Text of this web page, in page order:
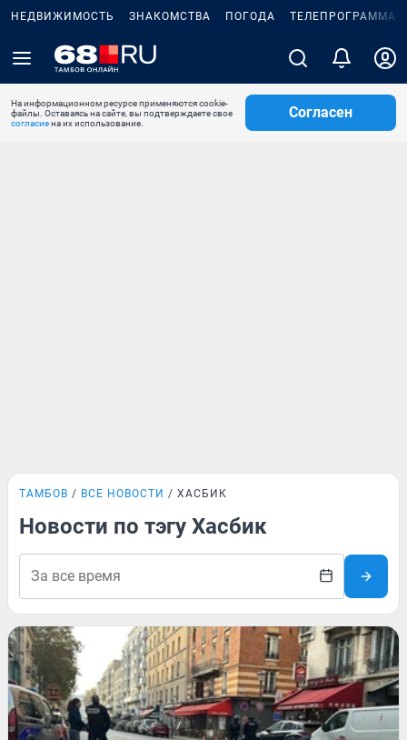
НЕДВИЖИМОСТЬ ЗНАКОМСТВА ПОГОДА ТЕЛЕПРОГРАММА
На информационном ресурсе применяются cookie-
файлы. Оставаясь на сайте, вы подтверждаете свое
согласиена их использование.
Согласен
ТАМБОВ ВСЕ НОВОСТИ ХАСБИК
Новости по тэгу Хасбик